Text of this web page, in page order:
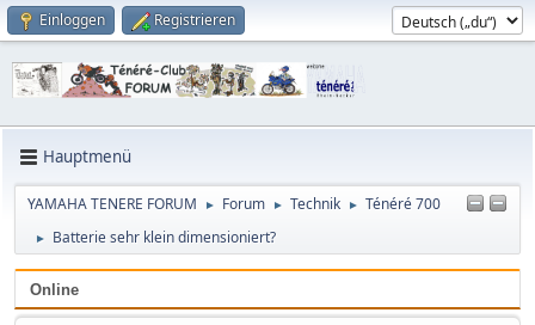
Einloggen Registrieren
Hauptmenü
YAMAHA TENERE FORUM ► Forum ► Technik ► Ténéré 700
► Batterie sehr klein dimensioniert?
Online